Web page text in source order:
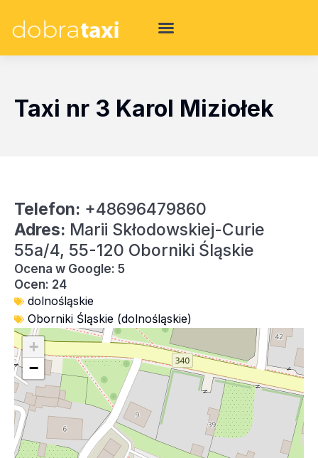
Taxi nr 3 Karol Miziołek
Telefon: +48696479860
Adres: Marii Skłodowskiej-Curie
55a/4, 55-120 Oborniki Śląskie
Ocena w Google: 5
Ocen: 24
dolnośląskie
Oborniki Śląskie (dolnośląskie)
+
−